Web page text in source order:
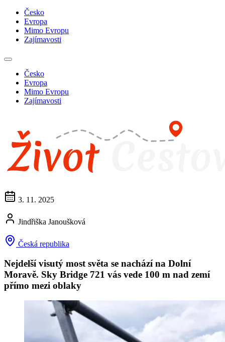
Česko
Evropa
Mimo Evropu
Zajímavosti
Česko
Evropa
Mimo Evropu
Zajímavosti
3. 11. 2025
Jindřiška Janoušková
Česká republika
Nejdelší visutý most světa se nachází na Dolní
Moravě. Sky Bridge 721 vás vede 100 m nad zemí
přímo mezi oblaky